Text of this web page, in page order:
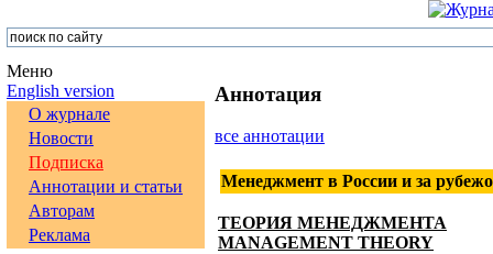
Меню
English version
О журнале
Новости
Подписка
Аннотации и статьи
Авторам
Реклама
Аннотация
все аннотации
Менеджмент в России и за
ТЕОРИЯ МЕНЕДЖМЕНТА
MANAGEMENT THEORY